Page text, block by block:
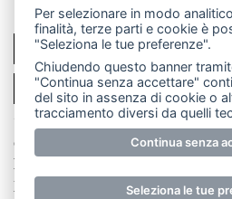
SCRIVICI
PER LA TUA
© Copyright Merateonline S.r.l.
E' proibita la riproduzione e
parziale di testi, articoli e
Per selezionare in modo
finalità, terze parti e cookie è
"Seleziona le tue preferenze".
Chiudendo questo banner
"Continua senza accettare"
del sito in assenza di cookie o
tracciamento diversi da quelli
Continua senza
Seleziona le tue